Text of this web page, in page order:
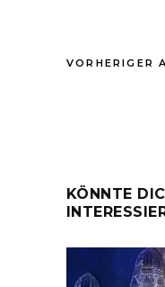
VORHERIGER
KÖNNTE